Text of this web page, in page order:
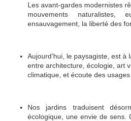
Les avant-gardes modernistes
mouvements
ensauvagement, la liberté des
Aujourd’hui, le paysagiste, est à
entre architecture, écologie, art
climatique, et écoute des usages.
Nos jardins traduisent
écologique, une envie de sens.